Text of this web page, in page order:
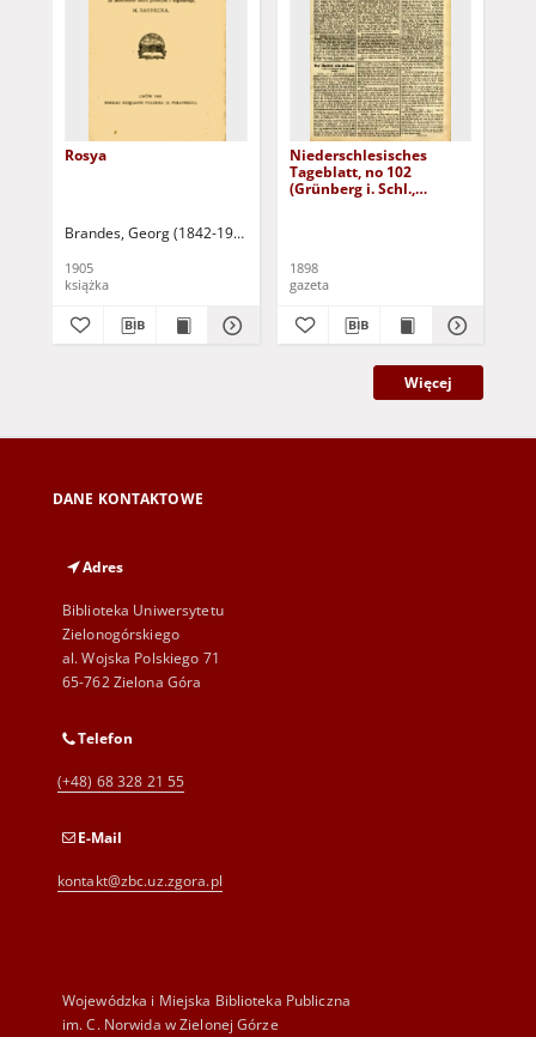
Rosya
Brandes, Georg (1842-1927)
1905
książka
Niederschlesisches
Tageblatt, no 102
(Grünberg i. Schl.,
1898
gazeta
Więcej
DANE KONTAKTOWE
Adres
Biblioteka Uniwersytetu
Zielonogórskiego
al. Wojska Polskiego 71
65-762 Zielona Góra
Telefon
(+48) 68 328 21 55
E-Mail
kontakt@zbc.uz.zgora.pl
Wojewódzka i Miejska Biblioteka Publiczna
im. C. Norwida w Zielonej Górze